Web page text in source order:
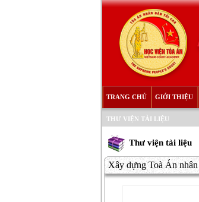
TRANG CHỦ GIỚI THIỆU
THƯ VIỆN TÀI LIỆU
Thư viện tài liệu
Xây dựng Toà Án nhân